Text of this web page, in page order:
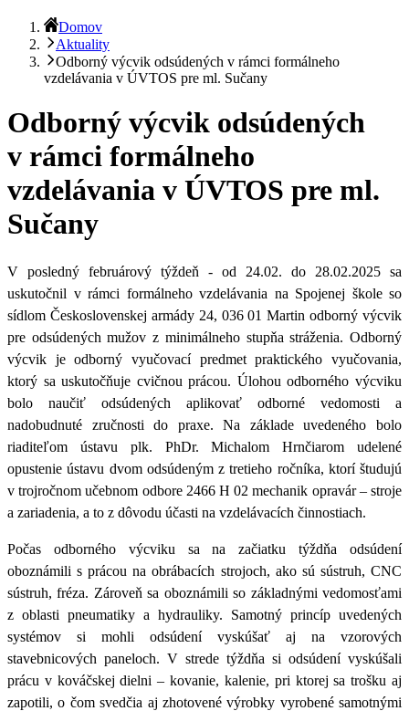
Domov
Aktuality
Odborný výcvik odsúdených v rámci formálneho
vzdelávania v ÚVTOS pre ml. Sučany
Odborný výcvik odsúdených
v rámci formálneho
vzdelávania v ÚVTOS pre ml.
Sučany
V posledný februárový týždeň - od 24.02. do 28.02.2025 sa
uskutočnil v rámci formálneho vzdelávania na Spojenej škole so
sídlom Československej armády 24, 036 01 Martinodborný výcvik
pre odsúdených mužov z minimálneho stupňa stráženia. Odborný
výcvik je odborný vyučovací predmet praktického vyučovania,
ktorý sa uskutočňuje cvičnou prácou. Úlohou odborného výcviku
bolo naučiť odsúdených aplikovať odborné vedomosti a
nadobudnuté zručnosti do praxe. Na základe uvedeného bolo
riaditeľom ústavu plk. PhDr. Michalom Hrnčiarom udelené
opustenie ústavu dvom odsúdeným z tretieho ročníka, ktorí študujú
v trojročnom učebnom odbore 2466 H 02mechanik opravár – stroje
a zariadenia, a to z dôvodu účasti na vzdelávacích činnostiach.
Počas odborného výcviku sa na začiatku týždňa odsúdení
oboznámili s prácou na obrábacích strojoch, ako sú sústruh, CNC
sústruh, fréza. Zároveň sa oboznámili so základnými vedomosťami
z oblasti pneumatiky a hydrauliky. Samotný princíp uvedených
systémov si mohli odsúdení vyskúšať aj na vzorových
stavebnicových paneloch. V strede týždňa si odsúdení vyskúšali
prácu v kováčskej dielni – kovanie, kalenie, pri ktorej sa trošku aj
zapotili, o čom svedčia aj zhotovené výrobky vyrobené samotnými